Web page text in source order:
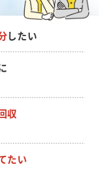
したい
収
たい